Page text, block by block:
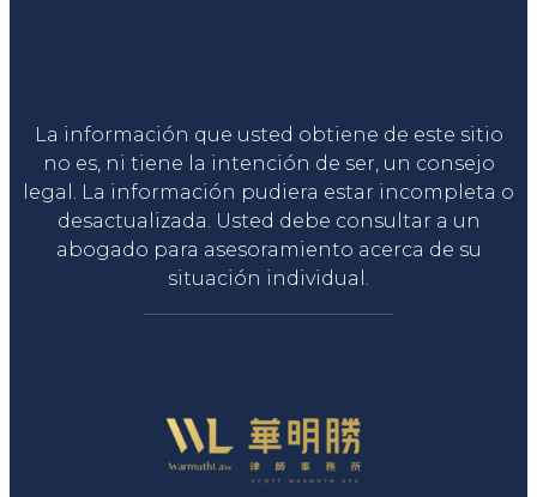
La información que usted obtiene de este sitio
no es, ni tiene la intención de ser, un consejo
legal. La información pudiera estar incompleta o
desactualizada. Usted debe consultar a un
abogado para asesoramiento acerca de su
situación individual.